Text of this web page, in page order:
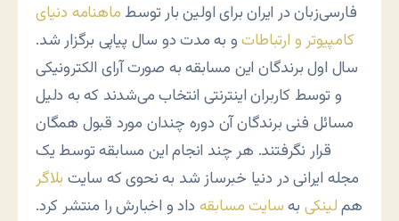
فارسی‌زبان در ایران برای اولین بار توسط ماهنامه دنیای
کامپیوتر و ارتباطاتو به مدت دو سال پیاپی برگزار شد.
سال اول برندگان این مسابقه به صورت آرای الکترونیکی
و توسط کاربران اینترنتی انتخاب می‌شدند که به دلیل
مسائل فنی برندگان آن دوره چندان مورد قبول همگان
قرار نگرفتند. هر چند انجام این مسابقه توسط یک
مجله ایرانی در دنیا خبرساز شد به نحوی که سایت بلاگر
هملینکی بهسایت مسابقه داد و اخبارش را منتشر کرد.